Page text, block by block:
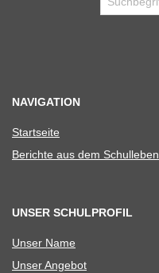
NAVIGATION
Start­seite
Berichte aus dem Schulleben
UNSER SCHULPROFIL
Unser Name
Unser Ange­bot